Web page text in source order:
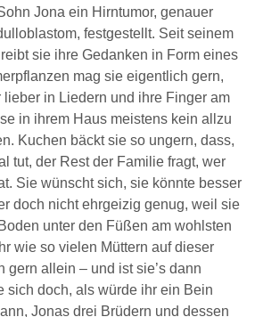
Jona ein Hirntumor, genauer
festgestellt. Seit seinem
sie ihre Gedanken in Form eines
mag sie eigentlich gern,
lieber in Liedern und ihre Finger am
in ihrem Haus meistens kein allzu
Kuchen bäckt sie so ungern, dass,
tut, der Rest der Familie fragt, wer
Sie wünscht sich, sie könnte besser
doch nicht ehrgeizig genug, weil sie
unter den Füßen am wohlsten
wie so vielen Müttern auf dieser
gern allein – und ist sie’s dann
sich doch, als würde ihr ein Bein
Jonas drei Brüdern und dessen